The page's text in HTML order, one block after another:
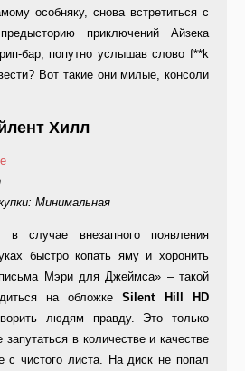
особняку, снова встретиться с
приключений Айзека
бар, попутно услышав слово f**k
Вот такие они милые, консоли
Хилл
Минимальная
в случае внезапного появления
быстро копать яму и хоронить
письма Мэри для Джеймса» – такой
на обложкеSilent Hill HD
людям правду. Это только
в количестве и качестве
с чистого листа. На диск не попал